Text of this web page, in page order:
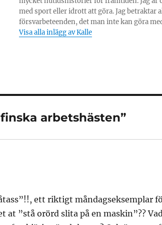
med sport eller idrott att göra. Jag
försvarbeteenden, det man inte kan göra
Visa alla inlägg av Kalle
arbetshästen”
ett riktigt måndagseksemplar
at ”stå orörd slita på en maskin”??